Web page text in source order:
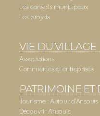
Les conseils municipaux
Les projets
VIE DU VILLAGE
Associations
Commerces et entreprises
PATRIMOINE ET
Tourisme : Autour d’Ansouis
Découvrir Ansouis